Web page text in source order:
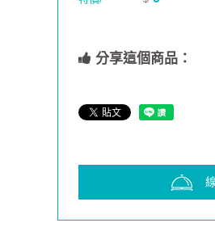
分享這個商品：